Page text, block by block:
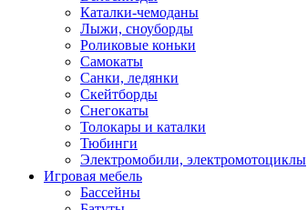
Каталки-чемоданы
Лыжи, сноуборды
Роликовые коньки
Самокаты
Санки, ледянки
Скейтборды
Снегокаты
Толокары и каталки
Тюбинги
Электромобили, электромотоциклы
Игровая мебель
Бассейны